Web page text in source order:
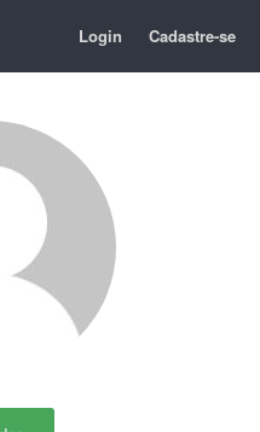
Login Cadastre-se